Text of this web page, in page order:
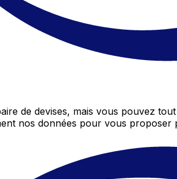
de devises, mais vous pouvez
nos données pour vous proposer